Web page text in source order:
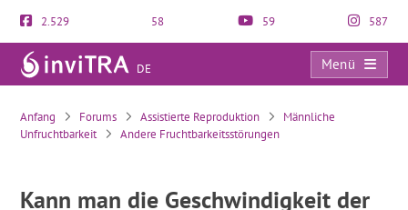
2.529 58 59 587
DE
Menü
Kann man die Geschwindigkeit der Spermien verbessern?
Anfang Forums Assistierte Reproduktion
Männliche
Unfruchtbarkeit
Andere Fruchtbarkeitsstörungen
Kann man die Geschwindigkeit der